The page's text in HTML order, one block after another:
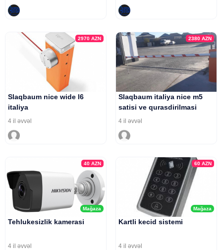
2970AZN
Slaqbaum nice wide l6
italiya
4 il əvvəl
2380 AZN
Slaqbaum italiya nice m5
satisi ve qurasdirilmasi
4 il əvvəl
Mağaza
40AZN
Tehlukesizlik kamerasi
4 il əvvəl
Mağaza
60 AZN
Kartli kecid sistemi
4 il əvvəl